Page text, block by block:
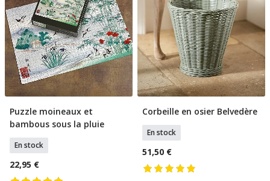
Ajouter Au Panier
Puzzle moineaux et
bambous sous la pluie
En stock
22,95 €
Ajouter Au Panier
Corbeille en osier Belvedère
En stock
51,50 €